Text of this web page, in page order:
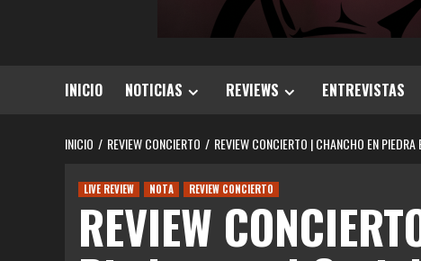
INICIO NOTICIAS REVIEWS ENTREVISTAS
INICIO REVIEW CONCIERTO REVIEW CONCIERTO | CHANCHO EN
LIVE REVIEW NOTA REVIEW CONCIERTO
REVIEW